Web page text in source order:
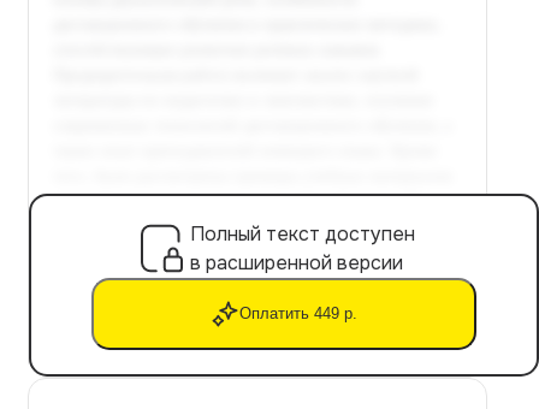
Полный текст доступен
в расширенной версии
Оплатить 449 р.